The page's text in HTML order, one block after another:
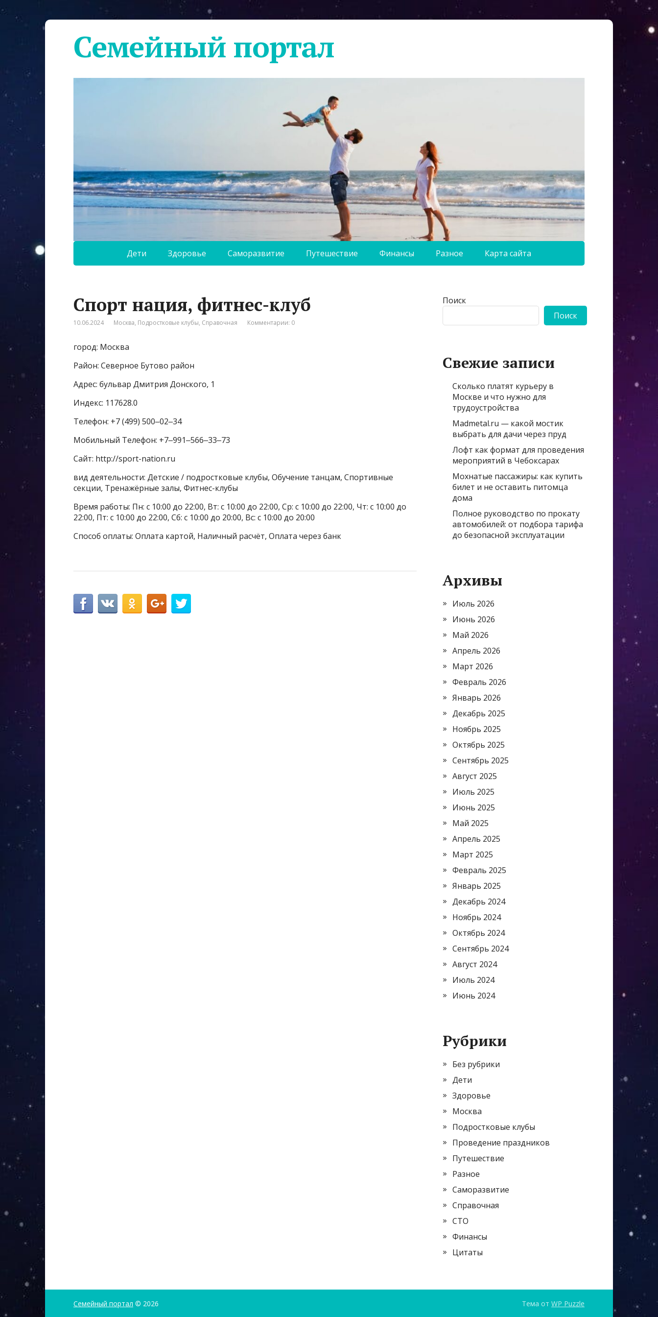
Семейный портал
Дети Здоровье Саморазвитие Путешествие Финансы Разное Карта сайта
Спорт нация, фитнес-клуб
10.06.2024 Москва, Подростковые клубы, Справочная Комментарии: 0
город: Москва
Район: Северное Бутово район
Адрес: бульвар Дмитрия Донского, 1
Индекс: 117628.0
Телефон: +7 (499) 500‒02‒34
Мобильный Телефон: +7‒991‒566‒33‒73
Сайт: http://sport-nation.ru
вид деятельности: Детские / подростковые клубы, Обучение танцам, Спортивные
секции, Тренажёрные залы, Фитнес-клубы
Время работы: Пн: с 10:00 до 22:00, Вт: с 10:00 до 22:00, Ср: с 10:00 до 22:00, Чт: с 10:00 до
22:00, Пт: с 10:00 до 22:00, Сб: с 10:00 до 20:00, Вс: с 10:00 до 20:00
Способ оплаты: Оплата картой, Наличный расчёт, Оплата через банк
Поиск
Поиск
Свежие записи
Сколько платят курьеру в
Москве и что нужно для
трудоустройства
Madmetal.ru — какой мостик
выбрать для дачи через пруд
Лофт как формат для проведения
мероприятий в Чебоксарах
Мохнатые пассажиры: как купить
билет и не оставить питомца
дома
Полное руководство по прокату
автомобилей: от подбора тарифа
до безопасной эксплуатации
Архивы
Июль 2026
Июнь 2026
Май 2026
Апрель 2026
Март 2026
Февраль 2026
Январь 2026
Декабрь 2025
Ноябрь 2025
Октябрь 2025
Сентябрь 2025
Август 2025
Июль 2025
Июнь 2025
Май 2025
Апрель 2025
Март 2025
Февраль 2025
Январь 2025
Декабрь 2024
Ноябрь 2024
Октябрь 2024
Сентябрь 2024
Август 2024
Июль 2024
Июнь 2024
Рубрики
Без рубрики
Дети
Здоровье
Москва
Подростковые клубы
Проведение праздников
Путешествие
Разное
Саморазвитие
Справочная
СТО
Финансы
Цитаты
Семейный портал © 2026 Тема от WP Puzzle